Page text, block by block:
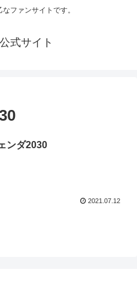
ファンサイトです。
式サイト
ンダ2030
2021.07.12